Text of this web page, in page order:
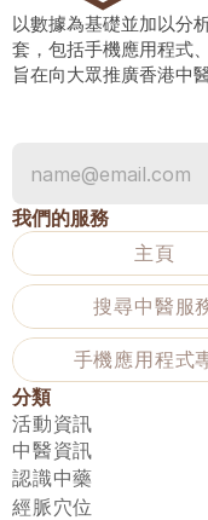
以數據為基礎並加以分
套，包括手機應用程式
旨在向大眾推廣香港中
我們的服務
主頁
搜尋中醫服
手機應用程式
分類
活動資訊
中醫資訊
認識中藥
經脈穴位